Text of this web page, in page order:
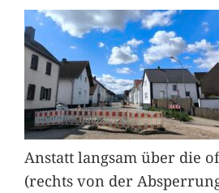
Anstatt langsam über die
(rechts von der